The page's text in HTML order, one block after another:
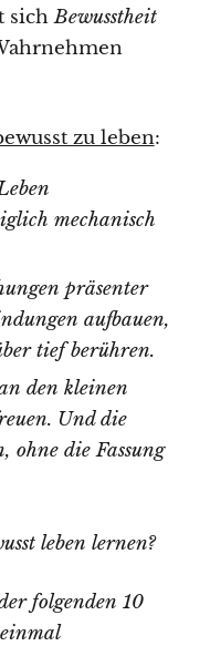
sichBewusstheit
zu leben:
mechanisch
präsenter
aufbauen,
tief berühren.
den kleinen
Und die
ohne die Fassung
leben lernen?
folgenden 10